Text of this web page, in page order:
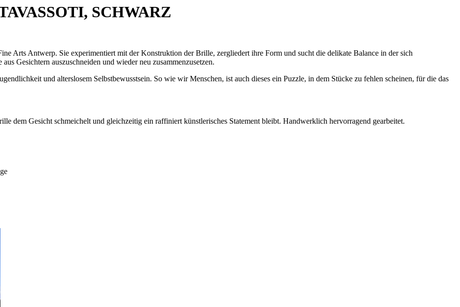
SCHWARZ
Arts Antwerp. Sie experimentiert mit der Konstruktion der Brille, zergliedert ihre Form und sucht die delikate Balance in der sich
Gesichtern auszuschneiden und wieder neu zusammenzusetzen.
und alterslosem Selbstbewusstsein. So wie wir Menschen, ist auch dieses ein Puzzle, in dem Stücke zu fehlen scheinen, für die das
dem Gesicht schmeichelt und gleichzeitig ein raffiniert künstlerisches Statement bleibt. Handwerklich hervorragend gearbeitet.